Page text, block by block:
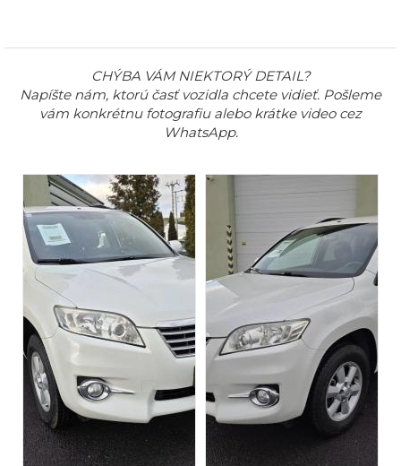
CHÝBA VÁM NIEKTORÝ DETAIL?
Napíšte nám, ktorú časť vozidla chcete vidieť. Pošleme
vám konkrétnu fotografiu alebo krátke video cez
WhatsApp.